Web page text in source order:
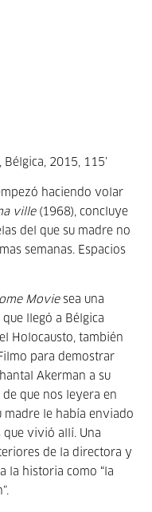
2015, 115’
haciendo volar
ville(1968), concluye
del que su madre no
semanas. Espacios
Movie sea una
llegó a Bélgica
Holocausto, también
para demostrar
Akerman a su
que nos leyera en
madre le había enviado
que vivió allí. Una
de la directora y
la historia como “la